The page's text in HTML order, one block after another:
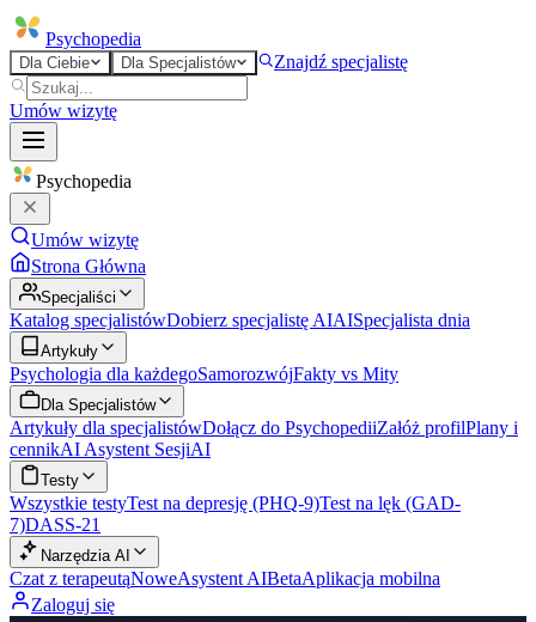
Psychopedia
Dla Ciebie Dla Specjalistów Znajdź specjalistę
Umów wizytę
Psychopedia
Umów wizytę
Strona Główna
Specjaliści
Katalog specjalistówDobierz specjalistę AIAISpecjalista dnia
Artykuły
Psychologia dla każdegoSamorozwójFakty vs Mity
Dla Specjalistów
Artykuły dla specjalistówDołącz do PsychopediiZałóż profilPlany i
cennikAI Asystent SesjiAI
Testy
Wszystkie testyTest na depresję (PHQ-9)Test na lęk (GAD-
7)DASS-21
Narzędzia AI
Czat z terapeutąNoweAsystent AIBetaAplikacja mobilna
Zaloguj się